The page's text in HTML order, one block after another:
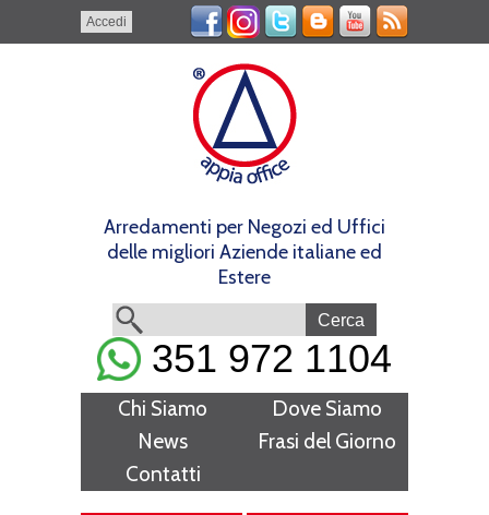
Accedi
Arredamenti per Negozi ed Uffici
delle migliori Aziende italiane ed
Estere
351 972 1104
Chi Siamo
Dove Siamo
News
Frasi del Giorno
Contatti